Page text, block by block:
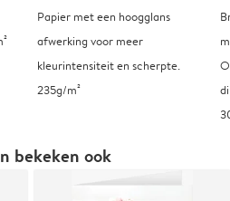
Papier met een hoogglans
afwerking voor meer
kleurintensiteit en scherpte.
235g/m²
bekeken ook